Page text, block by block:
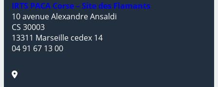
IRTS PACA Corse – Site des Flamants
10 avenue Alexandre Ansaldi
CS 30003
13311 Marseille cedex 14
04 91 67 13 00